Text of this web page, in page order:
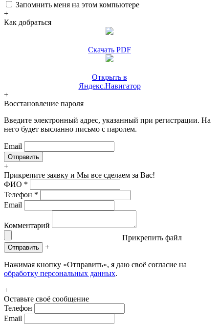
Запомнить меня на этом компьютере
+
Как добраться
Скачать PDF
Открыть в
Яндекс.Навигатор
+
Восстановление пароля
Введите электронный адрес, указанный при регистрации. На
него будет высланно письмо с паролем.
Email
+
Прикрепите заявку и Мы все сделаем за Вас!
ФИО *
Телефон *
Email
Комментарий
Прикрепить файл
Отправить +
Нажимая кнопку «Отправить», я даю своё согласие на
обработку персональных данных.
+
Оставьте своё сообщение
Телефон
Email